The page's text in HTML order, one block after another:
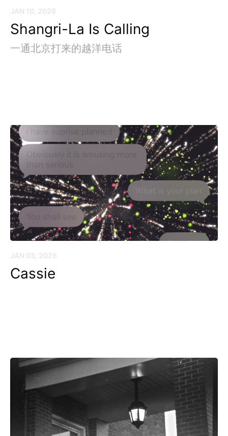
JAN 10, 2026
Shangri-La Is Calling
一通北京打来的越洋电话
JAN 03, 2026
Cassie